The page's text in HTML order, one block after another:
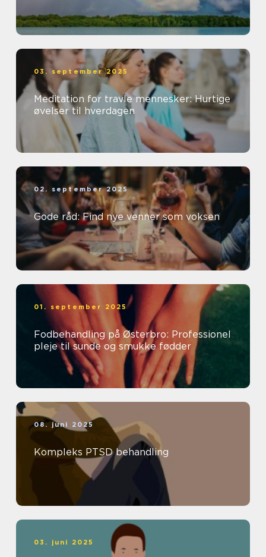
03. september 2025
Meditation for travle mennesker: Hurtige
øvelser til hverdagen
02. september 2025
Gode råd: Find nye venner som voksen
01. september 2025
Fodbehandling på Østerbro: Professionel
pleje til sunde og smukke fødder
08. juni 2025
Kompleks PTSD behandling
03. juni 2025